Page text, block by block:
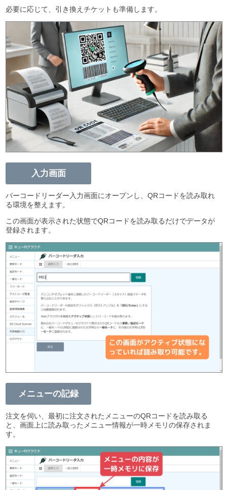
必要に応じて、引き換えチケットも準備します。
入力画面
バーコードリーダー入力画面にオープンし、QRコードを読み取れ
る環境を整えます。
この画面が表示された状態でQRコードを読み取るだけでデータが
登録されます。
メニューの記録
注文を伺い、最初に注文されたメニューのQRコードを読み取る
と、画面上に読み取ったメニュー情報が一時メモリの保存されま
す。